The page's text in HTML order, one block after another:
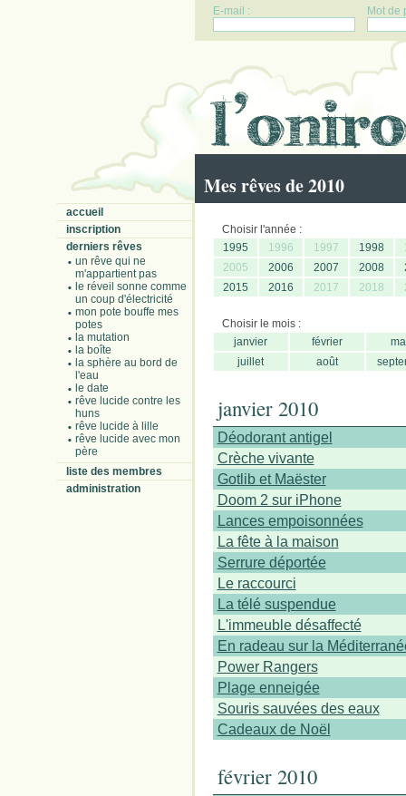
E-mail : Mot de
Mes rêves de 2010
accueil
inscription
derniers rêves
un rêve qui ne
m'appartient pas
le réveil sonne comme
un coup d'électricité
mon pote bouffe mes
potes
la mutation
la boîte
la sphère au bord de
l'eau
le date
rêve lucide contre les
huns
rêve lucide à lille
rêve lucide avec mon
père
liste des membres
administration
Choisir l'année :
1995
1996 1997 1998
2005
2006 2007 2008
2015
2016 2017 2018
Choisir le mois :
janvier
février
juillet
août
janvier 2010
Déodorant antigel
Crèche vivante
Gotlib et Maëster
Doom 2 sur iPhone
Lances empoisonnées
La fête à la maison
Serrure déportée
Le raccourci
La télé suspendue
L'immeuble désaffecté
En radeau sur la
Power Rangers
Plage enneigée
Souris sauvées des eaux
Cadeaux de Noël
février 2010